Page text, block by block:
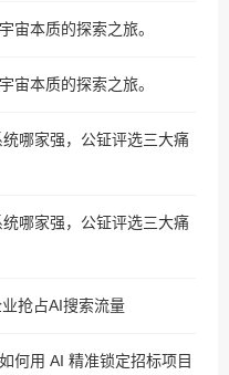
宙本质的探索之旅。
宙本质的探索之旅。
哪家强，公钲评选三大痛
哪家强，公钲评选三大痛
抢占AI搜索流量
何用 AI 精准锁定招标项目